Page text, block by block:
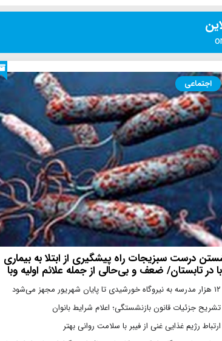
اجتماعی
درست سبزیجات راه پیشگیری از ابتلا به بیماری
در تابستان/ ضعف و بی‌حالی از جمله علائم اولیه وبا
۱۲ هزار مدرسه به نیروگاه‌ خورشیدی تا پایان شهریور مجهز می‌شود
تشریح جزئیات قانون بازنشستگی؛ اعلام شرایط بانوان
ارتباط رژیم غذایی غنی از فیبر با سلامت روانی بهتر